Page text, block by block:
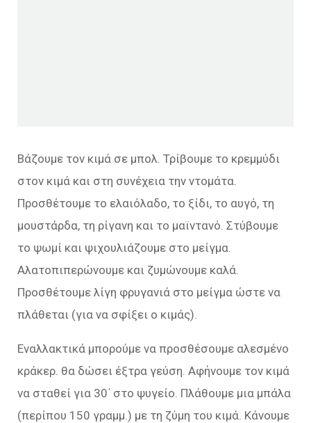
Βάζουμε τον κιμά σε μπολ. Τρίβουμε το κρεμμύδι
στον κιμά και στη συνέχεια την ντομάτα.
Προσθέτουμε το ελαιόλαδο, το ξίδι, το αυγό, τη
μουστάρδα, τη ρίγανη και το μαϊντανό. Στύβουμε
το ψωμί και ψιχουλιάζουμε στο μείγμα.
Αλατοπιπερώνουμε και ζυμώνουμε καλά.
Προσθέτουμε λίγη φρυγανιά στο μείγμα ώστε να
πλάθεται (για να σφίξει ο κιμάς).
Εναλλακτικά μπορούμε να προσθέσουμε αλεσμένο
κράκερ. θα δώσει έξτρα γεύση. Αφήνουμε τον κιμά
να σταθεί για 30΄ στο ψυγείο. Πλάθουμε μια μπάλα
(περίπου 150 γραμμ.) με τη ζύμη του κιμά. Κάνουμε